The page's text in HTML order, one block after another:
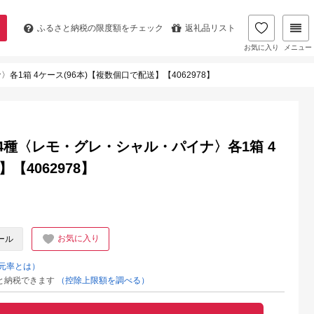
ふるさと納税の限度額をチェック 返礼品リスト
お気に入り メニュー
各1箱 4ケース(96本)【複数個口で配送】【4062978】
〈レモ・グレ・シャル・パイナ〉各1箱 4
【4062978】
ル お気に入り
率とは）
納税できます
（控除上限額を調べる）